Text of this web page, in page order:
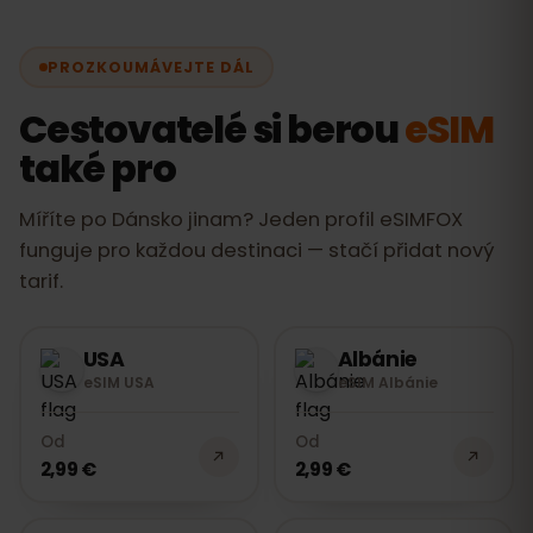
PROZKOUMÁVEJTE DÁL
Cestovatelé si beroueSIM
také pro
Míříte po Dánsko jinam? Jeden profil eSIMFOX
funguje pro každou destinaci — stačí přidat nový
tarif.
USA
eSIM USA
Od
2,99 €
Albánie
eSIM Albánie
Od
2,99 €